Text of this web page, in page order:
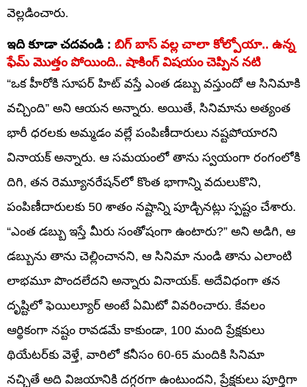
వెల్లడించారు.
ఇది కూడా చదవండి : బిగ్ బాస్ వల్ల చాలా కోల్పోయా.. ఉన్న
ఫేమ్ మొత్తం పోయింది.. షాకింగ్ విషయం చెప్పిన నటి
“ఒక హీరోకి సూపర్ హిట్ వస్తే ఎంత డబ్బు వస్తుందో ఆ సినిమాకి
వచ్చింది” అని ఆయన అన్నారు. అయితే, సినిమాను అత్యంత
భారీ ధరలకు అమ్మడం వల్లే పంపిణీదారులు నష్టపోయారని
వినాయక్ అన్నారు. ఆ సమయంలో తాను స్వయంగా రంగంలోకి
దిగి, తన రెమ్యూనరేషన్‌లో కొంత భాగాన్ని వదులుకొని,
పంపిణీదారులకు 50 శాతం నష్టాన్ని పూడ్చినట్లు స్పష్టం చేశారు.
“ఎంత డబ్బు ఇస్తే మీరు సంతోషంగా ఉంటారు?” అని అడిగి, ఆ
డబ్బును తాను చెల్లించానని, ఆ సినిమా నుండి తాను ఎలాంటి
లాభమూ పొందలేదని అన్నారు వినాయక్. అదేవిధంగా తన
దృష్టిలో ఫెయిల్యూర్ అంటే ఏమిటో వివరించారు. కేవలం
ఆర్థికంగా నష్టం రావడమే కాకుండా, 100 మంది ప్రేక్షకులు
థియేటర్‌కు వెళ్తే, వారిలో కనీసం 60-65 మందికి సినిమా
నచ్చితే అది విజయానికి దగ్గరగా ఉంటుందని, ప్రేక్షకులు పూర్తిగా